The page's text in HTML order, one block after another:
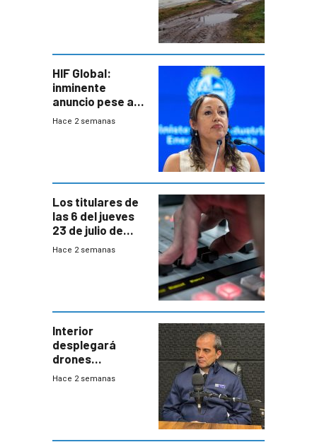
HIF Global:
inminente
anuncio pese a
declaración de
gobierno
Hace 2 semanas
Los titulares de
las 6 del jueves
23 de julio de
2026
Hace 2 semanas
Interior
desplegará
drones
autónomos para
Hace 2 semanas